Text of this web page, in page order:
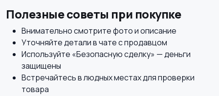
Полезные советы при покупке
Внимательно смотрите фото и описание
Уточняйте детали в чате с продавцом
Используйте «Безопасную сделку» — деньги
защищены
Встречайтесь в людных местах для проверки
товара